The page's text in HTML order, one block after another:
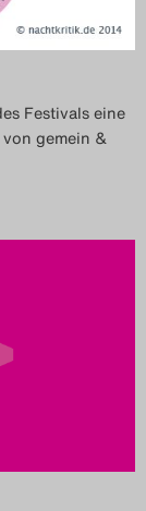
Blog
Blog
Festivals eine
gemein &